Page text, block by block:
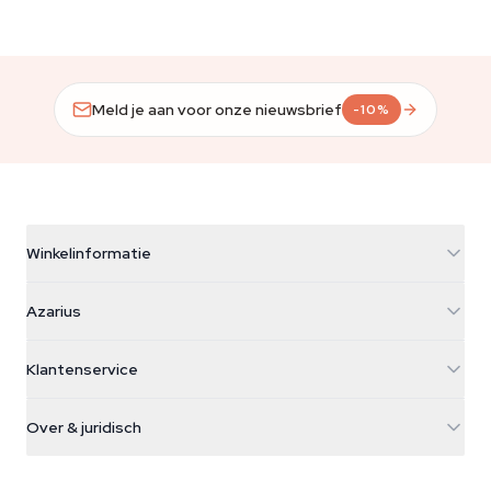
Meld je aan voor onze nieuwsbrief -10%
Winkelinformatie
Galvaniweg 11
Nederland
+31(0)204897914
Azarius
Smokeshop
Klantenservice
Retourbeleid
Over & juridisch